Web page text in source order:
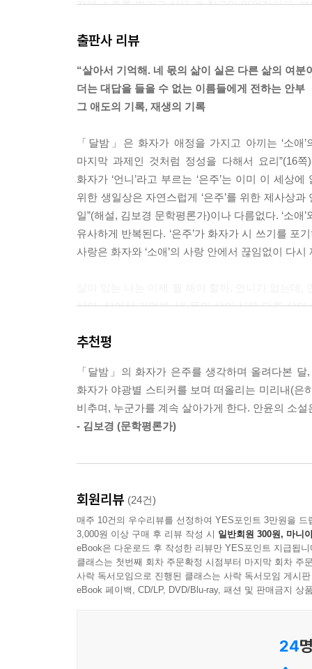
전에 소주를 뿌리고 싶은 걸 참고만 있었잖아요.
---「달밤」중에서
‘잘 지내?’나 ‘잘 있니?’ 그는 그렇게 묻지 않고
쇼케이스에 집어넣고 라텍스 장갑을 고무장갑으
식장 뒷마당에서 고개를 돌려 담배 연기를 내뿜
---「방어가 제철」중에서
무엇이 그토록 그 두 사람을, 그리고 우리 셋을 서
부터 엄마 없는 집에서 남아도는 시간을 어떻게
이었다는 것, 그런 이유가 아니었을까 짐작해볼
기가 아닌 다른 어딘가로, 낯선 언어와 감정이 우
---「방어가 제철」중에서
을 알게 된다. 곧 방어가 제철인 계절이 온다.
---「방어가 제철」중에서
정말 그런 생각을 해? 꼬리의 꼬리를 물고 이런저
아. 생각은 생각일 뿐이지 사실이 아니잖아. 생각
이사 오기 전부터 설치되어 있던 구형 환풍기에
도 누렇게 변색된 환풍기에 야광별 스티커 같은 걸
---「만화경」중에서
알게 된 후에는 그것을 모르던 예전의 자신으로
출판사 리뷰
“살아서 기억해. 네 몫의 삶이 실은 다른 삶의 여분
더는 대답을 들을 수 없는 이름들에게 전하는 안부
그 애도의 기록, 재생의 기록
「달밤」은 화자가 애정을 가지고 아끼는 ‘소애
마지막 과제인 것처럼 정성을 다해서 요리”(16
화자가 ‘언니’라고 부르는 ‘은주’는 이미 이 세상
위한 생일상은 자연스럽게 ‘은주’를 위한 제사상
일”(해설, 김보경 문학평론가)이나 다름없다. ‘소애
유사하게 반복된다. ‘은주’가 화자가 시 쓰기를 포
사랑은 화자와 ‘소애’의 사랑 안에서 끊임없이 다
살아. 살아서 기억해. 네 몫의 삶이 실은 다른 삶
(「달밤」, 30쪽)
표제작 「방어가 제철」의 화자는 과거에 한 시절
세 사람은 영화, 음악, 책을 공유하며 취향 공동체
현장에서 아르바이트하던 ‘재영’이 사고로 세상
미술 학원비를 마련해주겠다고 약속했던 ‘재영’
나는 오래전 나 홀로 은밀하게 간직했던 장면 하
(「방어가 제철」, 72쪽)
「만화경」의 초점 화자 ‘나경’은 이혼 후 혼자
불쑥불쑥 나타나 참견을 한다든지, 외출할 때마
그런 일이 생기지 않도록 자신의 방법으로 나름대
추천평
「달밤」의 화자가 은주를 생각하며 올려다본
화자가 야광별 스티커를 보며 떠올리는 미리내(은
비추며, 누군가를 계속 살아가게 한다. 안윤의 소
- 김보경 (문학평론가)
회원리뷰 (24건)
매주 10건의 우수리뷰를 선정하여 YES포인트 3만원을 드
3,000원 이상 구매 후 리뷰 작성 시 일반회원 300원, 마니
eBook은 다운로드 후 작성한 리뷰만 YES포인트 지급됩니
클래스는 첫번째 회차 주문확정 시점부터 마지막 회차 주
사락 독서모임으로 진행된 클래스는 사락 독서모임 게시
eBook 페이백, CD/LP, DVD/Blu-ray, 패션 및 판매금지 상
24